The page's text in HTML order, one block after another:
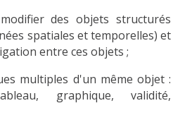
des objets structurés
spatiales et temporelles) et
entre ces objets ;
multiples d'un même objet :
graphique, validité,